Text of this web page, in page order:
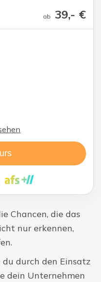
Chancen, die das
nur erkennen,
durch den Einsatz
dein Unternehmen
ab 39,- €